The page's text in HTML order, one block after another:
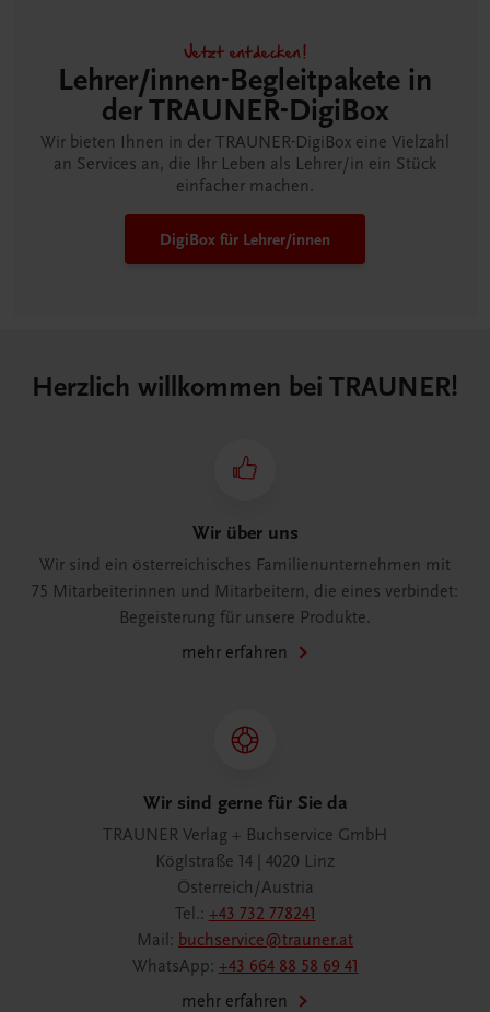
Jetzt entdecken!
Lehrer/innen-Begleitpakete in
der TRAUNER-DigiBox
Wir bieten Ihnen in der TRAUNER-DigiBox eine Vielzahl
an Services an, die Ihr Leben als Lehrer/in ein Stück
einfacher machen.
DigiBox für Lehrer/innen
Herzlich willkommen bei TRAUNER!
Wir über uns
Wir sind ein österreichisches Familienunternehmen mit
75 Mitarbeiterinnen und Mitarbeitern, die eines verbindet:
Begeisterung für unsere Produkte.
mehr erfahren
Wir sind gerne für Sie da
TRAUNER Verlag + Buchservice GmbH
Köglstraße 14 | 4020 Linz
Österreich/Austria
Tel.: +43 732 778241
Mail: buchservice@trauner.at
WhatsApp: +43 664 88 58 69 41
mehr erfahren